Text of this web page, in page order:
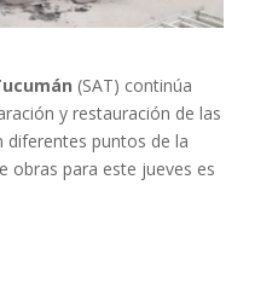
(SAT) continúa
y restauración de las
diferentes puntos de la
obras para este jueves es